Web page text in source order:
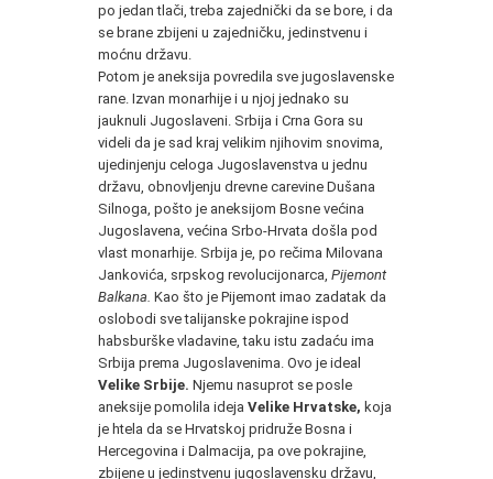
po jedan tlači, treba zajednički da se bore, i da
se brane zbijeni u zajedničku, jedinstvenu i
moćnu državu.
Potom je aneksija povredila sve jugoslavenske
rane. Izvan monarhije i u njoj jednako su
jauknuli Jugoslaveni. Srbija i Crna Gora su
videli da je sad kraj velikim njihovim snovima,
ujedinjenju celoga Jugoslavenstva u jednu
državu, obnovljenju drevne carevine Dušana
Silnoga, pošto je aneksijom Bosne većina
Jugoslavena, većina Srbo-Hrvata došla pod
vlast monarhije. Srbija je, po rečima Milovana
Jankovića, srpskog revolucijonarca, Pijemont
Balkana. Kao što je Pijemont imao zadatak da
oslobodi sve talijanske pokrajine ispod
habsburške vladavine, taku istu zadaću ima
Srbija prema Jugoslavenima. Ovo je ideal
Velike Srbije. Njemu nasuprot se posle
aneksije pomolila ideja Velike Hrvatske, koja
je htela da se Hrvatskoj pridruže Bosna i
Hercegovina i Dalmacija, pa ove pokrajine,
zbijene u jedinstvenu jugoslavensku državu,